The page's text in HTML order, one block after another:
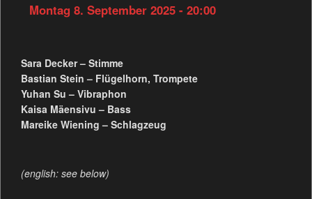
Montag 8. September 2025 - 20:00
Sara Decker – Stimme
Bastian Stein – Flügelhorn, Trompete
Yuhan Su – Vibraphon
Kaisa Mäensivu – Bass
Mareike Wiening – Schlagzeug
(english: see below)